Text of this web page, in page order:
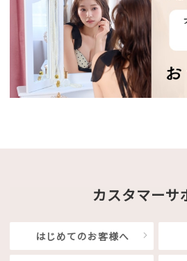
カスタマーサ
はじめてのお客様へ